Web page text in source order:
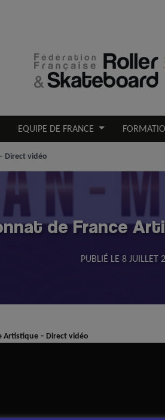
EQUIPE DE FRANCE
Direct vidéo
de France
PUBLIÉ LE 8 JUILLET
Artistique – Direct vidéo